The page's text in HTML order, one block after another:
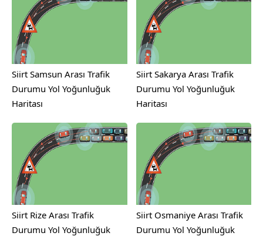
Siirt Samsun Arası Trafik
Durumu Yol Yoğunluğuk
Haritası
Siirt Sakarya Arası Trafik
Durumu Yol Yoğunluğuk
Haritası
Siirt Rize Arası Trafik
Durumu Yol Yoğunluğuk
Siirt Osmaniye Arası Trafik
Durumu Yol Yoğunluğuk